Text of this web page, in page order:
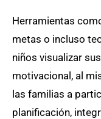
Herramientas
metas o incluso
niños visualizar
motivacional, al
las familias a
planificación,